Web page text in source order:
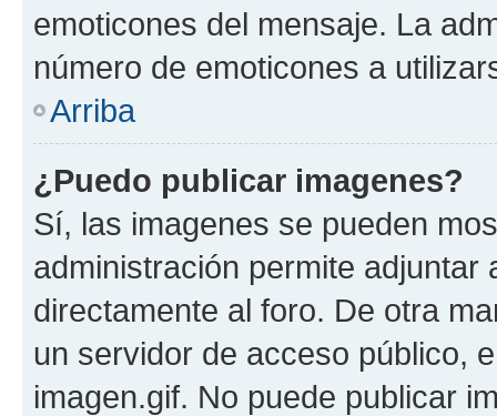
emoticones del mensaje. La
número de emoticones a
Arriba
¿Puedo publicar imagenes?
Sí, las imagenes se pueden
administración permite
directamente al foro. De otra
un servidor de acceso público,
imagen.gif. No puede publicar